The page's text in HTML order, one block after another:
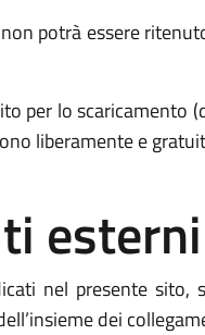
potrà essere
per lo
liberamente e
nel presente
dei